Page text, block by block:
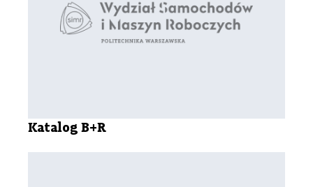
Katalog B+R